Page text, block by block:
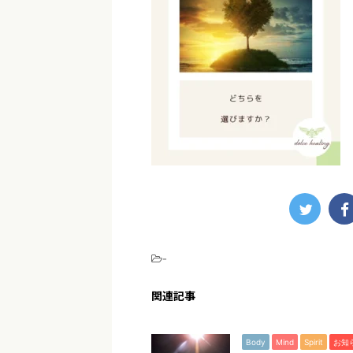
-
関連記事
Body Mind Spirit お知